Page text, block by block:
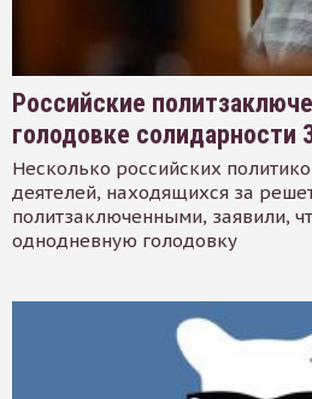
Российские
голодовке солидарности
Несколько российских
деятелей, находящихся за
политзаключенными, заявили,
однодневную голодовку